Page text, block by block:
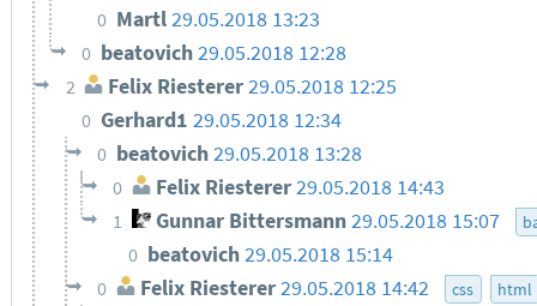
0 Martl29.05.2018 13:23
0 beatovich29.05.2018 12:28
2 Felix Riesterer29.05.2018 12:25
0 Gerhard1 29.05.2018 12:34
0 beatovich29.05.2018 13:28
0 Felix Riesterer29.05.2018 14:43
1 Gunnar Bittersmann29.05.2018 15:07
0 beatovich29.05.2018 15:14
0 Felix Riesterer29.05.2018 14:42 css html